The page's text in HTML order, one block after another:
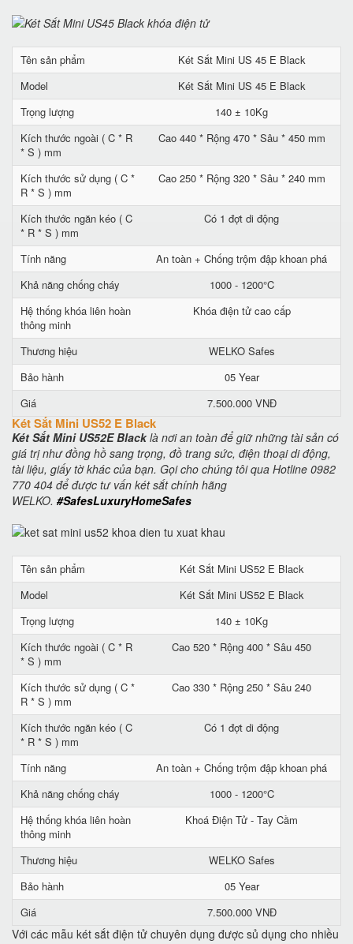
Tên sản phẩm
Két Sắt Mini US 45 E Black
Model
Két Sắt Mini US 45 E Black
Trọng lượng
140 ± 10Kg
Kích thước ngoài ( C * R
* S ) mm
Cao 440 * Rộng 470 * Sâu * 450 mm
Kích thước sử dụng ( C *
R * S ) mm
Cao 250 * Rộng 320 * Sâu * 240 mm
Kích thước ngăn kéo ( C
* R * S ) mm
Có 1 đợt di động
Tính năng
An toàn + Chống trộm đập khoan phá
Khả năng chống cháy
1000 - 1200°C
Hệ thống khóa liên hoàn
thông minh
Khóa điện tử cao cấp
Thương hiệu
WELKO Safes
Bảo hành
05 Year
Giá
7.500.000 VNĐ
Két Sắt Mini US52 E Black
Két Sắt Mini US52E Blacklà nơi an toàn để giữ những tài sản có
giá trị như đồng hồ sang trọng, đồ trang sức, điện thoại di động,
tài liệu, giấy tờ khác của bạn. Gọi cho chúng tôi qua Hotline 0982
770 404 để được tư vấn két sắt chính hãng
WELKO. #SafesLuxuryHomeSafes
Tên sản phẩm
Két Sắt Mini US52 E Black
Model
Két Sắt Mini US52 E Black
Trọng lượng
140 ± 10Kg
Kích thước ngoài ( C * R
* S ) mm
Cao 520 * Rộng 400 * Sâu 450
Kích thước sử dụng ( C *
R * S ) mm
Cao 330 * Rộng 250 * Sâu 240
Kích thước ngăn kéo ( C
* R * S ) mm
Có 1 đợt di động
Tính năng
An toàn + Chống trộm đập khoan phá
Khả năng chống cháy
1000 - 1200°C
Hệ thống khóa liên hoàn
thông minh
Khoá Điện Tử - Tay Cầm
Thương hiệu
WELKO Safes
Bảo hành
05 Year
Giá
7.500.000 VNĐ
Với các mẫu két sắt điện tử chuyên dụng được sủ dụng cho nhiều